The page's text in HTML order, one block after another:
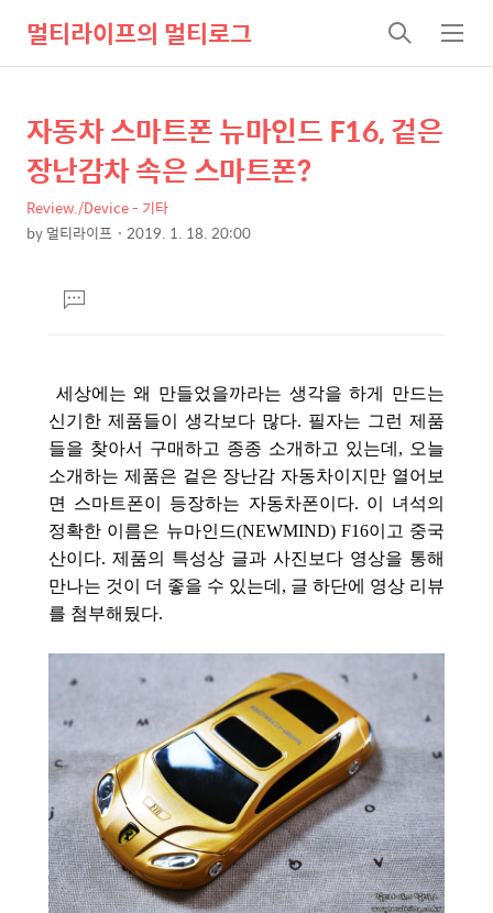
멀티라이프의 멀티로그
검
색
메
뉴
상
세
컨
텐
본
제
목
자동차 스마트폰 뉴마인드 F16, 겉은
장난감차 속은 스마트폰?
Review./Device - 기타
by멀티라이프 2019. 1. 18. 20:00
댓
글
세상에는 왜 만들었을까라는 생각을 하게 만드는
신기한 제품들이 생각보다 많다. 필자는 그런 제품
들을 찾아서 구매하고 종종 소개하고 있는데, 오늘
소개하는 제품은 겉은 장난감 자동차이지만 열어보
면 스마트폰이 등장하는 자동차폰이다. 이 녀석의
정확한 이름은 뉴마인드(NEWMIND) F16이고 중국
산이다. 제품의 특성상 글과 사진보다 영상을 통해
만나는 것이 더 좋을 수 있는데, 글 하단에 영상 리뷰
를 첨부해뒀다.